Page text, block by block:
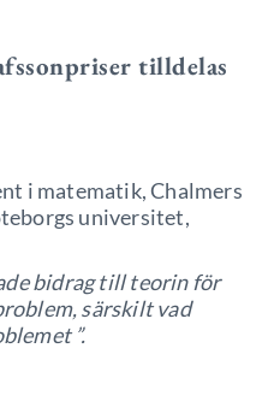
tilldelas
i matematik, Chalmers
universitet,
bidrag till teorin för
särskilt vad
”.